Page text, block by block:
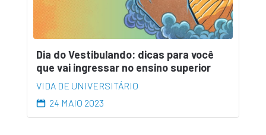
Dia do Vestibulando: dicas para você
que vai ingressar no ensino superior
VIDA DE UNIVERSITÁRIO
24 MAIO 2023